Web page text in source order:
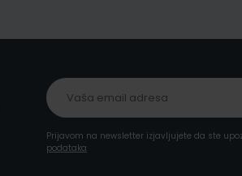
Prijavom na newsletter izjavljujete da ste
podataka